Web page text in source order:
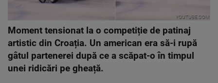
YOUTUBE.COM
Moment tensionat la o competiție de patinaj
artistic din Croația. Un american era să-i rupă
gâtul partenerei după ce a scăpat-o în timpul
unei ridicări pe gheață.